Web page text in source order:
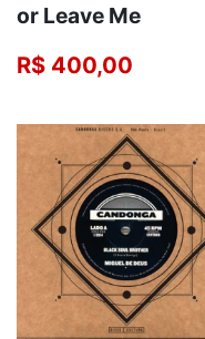
or Leave Me
R$ 400,00